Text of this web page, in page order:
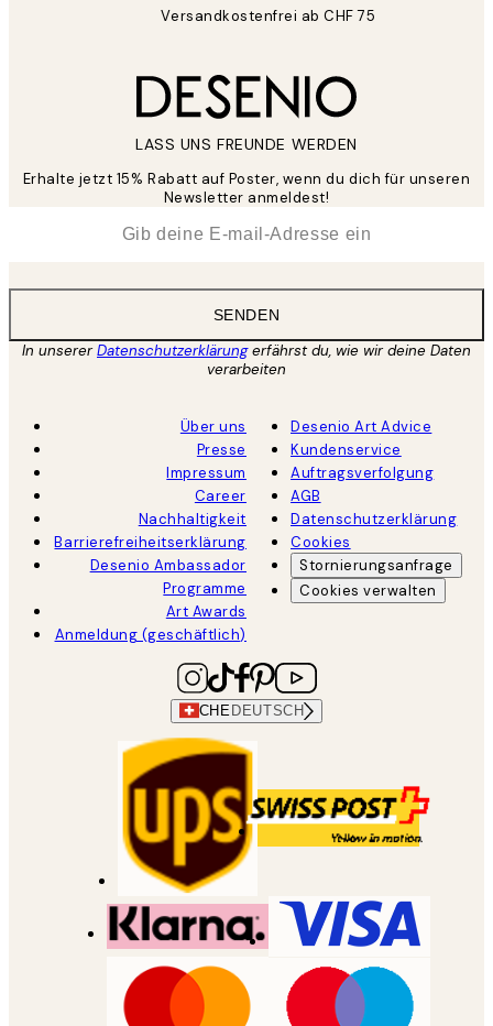
Versandkostenfrei ab CHF 75
LASS UNS FREUNDE WERDEN
Erhalte jetzt 15% Rabatt auf Poster, wenn du dich für unseren
Newsletter anmeldest!
SENDEN
In unsererDatenschutzerklärungerfährst du, wie wir deine Daten
verarbeiten
Über uns
Presse
Impressum
Career
Nachhaltigkeit
Barrierefreiheitserklärung
Desenio Ambassador
Programme
Art Awards
Anmeldung (geschäftlich)
Desenio Art Advice
Kundenservice
Auftragsverfolgung
AGB
Datenschutzerklärung
Cookies
Stornierungsanfrage
Cookies verwalten
CHE DEUTSCH